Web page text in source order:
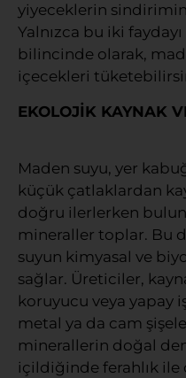
yiyeceklerin
Yalnızca bu iki
bilincinde olarak,
içecekleri
EKOLOJİK KAYNAK
Maden suyu, yer
küçük çatlaklardan
doğru ilerlerken
mineraller toplar. Bu
suyun kimyasal ve
sağlar. Üreticiler,
koruyucu veya yapay
metal ya da cam
minerallerin doğal
içildiğinde ferahlık ile